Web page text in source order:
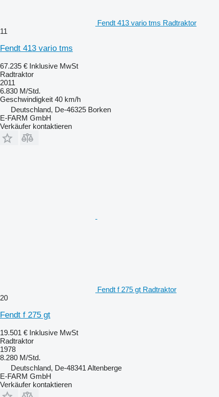
Fendt 413 vario tms Radtraktor
11
Fendt 413 vario tms
67.235 € Inklusive MwSt
Radtraktor
2011
6.830 M/Std.
Geschwindigkeit 40 km/h
Deutschland, De-46325 Borken
E-FARM GmbH
Verkäufer kontaktieren
Fendt f 275 gt Radtraktor
20
Fendt f 275 gt
19.501 € Inklusive MwSt
Radtraktor
1978
8.280 M/Std.
Deutschland, De-48341 Altenberge
E-FARM GmbH
Verkäufer kontaktieren